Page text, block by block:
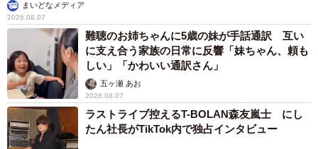
まいどなメディア
2026.08.07
難聴のお姉ちゃんに5歳の妹が手話通訳 互い
に支え合う家族の日常に反響「妹ちゃん、頼も
しい」「かわいい通訳さん」
五ヶ瀬 あお
2026.08.07
ラストライブ控えるT-BOLAN森友嵐士 にし
たん社長がTikTok内で独占インタビュー